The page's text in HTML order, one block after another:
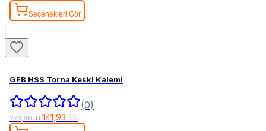
Seçenekleri Gör
GFB HSS Torna Keski Kalemi
(0)
273,60 TL141,93 TL